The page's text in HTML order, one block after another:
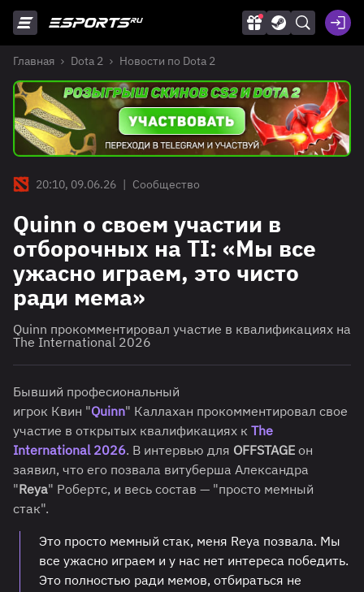
Главная Dota 2 Новости по Dota 2
20:10, 09.06.26 | Сообщество
Quinn о своем участии в
отборочных на TI: «Мы все
ужасно играем, это чисто
ради мема»
Quinn прокомментировал участие в квалификациях на
The International 2026
Бывший професиональный
игрок Квин "Quinn" Каллахан прокомментировал свое
участие в открытых квалификациях к The
International 2026. В интервью для OFFSTAGE он
заявил, что его позвала витуберша Александра
"Reya" Робертс, и весь состав — "просто мемный
стак".
Это просто мемный стак, меня Reya позвала. Мы
все ужасно играем и у нас нет интереса победить.
Это полностью ради мемов, отбираться не